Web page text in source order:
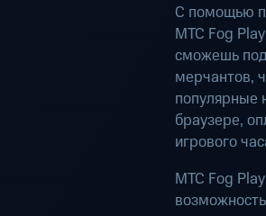
С помощью
МТС Fog
сможешь
мерчантов,
популярные
браузере,
игрового
МТС Fog